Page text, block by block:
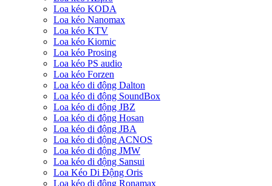
Loa kéo KODA
Loa kéo Nanomax
Loa kéo KTV
Loa kéo Kiomic
Loa kéo Prosing
Loa kéo PS audio
Loa kéo Forzen
Loa kéo di động Dalton
Loa kéo di động SoundBox
Loa kéo di động JBZ
Loa kéo di động Hosan
Loa kéo di động JBA
Loa kéo di động ACNOS
Loa kéo di động JMW
Loa kéo di động Sansui
Loa Kéo Di Động Oris
Loa kéo di động Ronamax